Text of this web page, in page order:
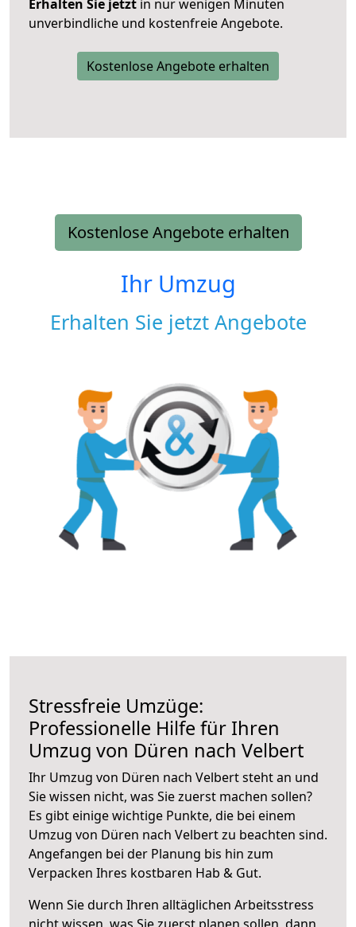
Erhalten Sie jetzt in nur wenigen Minuten
unverbindliche und kostenfreie Angebote.
Kostenlose Angebote erhalten
Kostenlose Angebote erhalten
Ihr Umzug
Erhalten Sie jetzt Angebote
Stressfreie Umzüge:
Professionelle Hilfe für Ihren
Umzug von Düren nach Velbert
Ihr Umzug von Düren nach Velbert steht an und
Sie wissen nicht, was Sie zuerst machen sollen?
Es gibt einige wichtige Punkte, die bei einem
Umzug von Düren nach Velbert zu beachten sind.
Angefangen bei der Planung bis hin zum
Verpacken Ihres kostbaren Hab & Gut.
Wenn Sie durch Ihren alltäglichen Arbeitsstress